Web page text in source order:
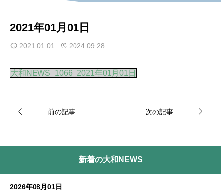
2021年01月01日
2021.01.01 2024.09.28
大和NEWS_1066_2021年01月01日
 前の記事 次の記事 
新着の大和NEWS
2026年08月01日